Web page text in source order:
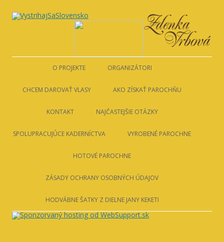
VystrihajSaSlovensko
O PROJEKTE ORGANIZÁTORI
LIGA PROTI RAKOVINE
ZDENKA VRBOVÁ
CHCEM DAROVAŤ VLASY
PODMIENKY DAROVANIA
SOM Z BRATISLAVY
NIE SOM Z BRATISLAVY
AKO ZÍSKAŤ PAROCHŇU
AKO ZÍSKAŤ PAROCHŇU
KONTAKT NAJČASTEJŠIE OTÁZKY
SPOLUPRACUJÚCE KADERNÍCTVA VYROBENÉ PAROCHNE
HOTOVÉ PAROCHNE
ZÁSADY OCHRANY OSOBNÝCH ÚDAJOV
HODVÁBNE ŠATKY Z DIELNE JANY KEKETI